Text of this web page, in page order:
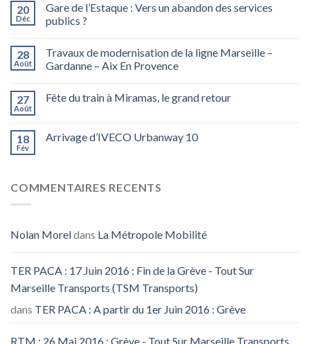
20
Déc
Gare de l’Estaque : Vers un abandon des services
publics ?
28
Août
Travaux de modernisation de la ligne Marseille –
Gardanne – Aix En Provence
27
Août
Fête du train à Miramas, le grand retour
18
Fév
Arrivage d’IVECO Urbanway 10
COMMENTAIRES RECENTS
Nolan Moreldans La Métropole Mobilité
TER PACA : 17 Juin 2016 : Fin de la Grève - Tout Sur
Marseille Transports (TSM Transports)
dans TER PACA : A partir du 1er Juin 2016 : Grève
RTM : 26 Mai 2016 : Grève - Tout Sur Marseille Transports